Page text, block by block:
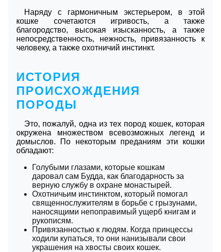
Наряду с гармоничным экстерьером, в этой
кошке сочетаются игривость, а также
благородство, высокая изысканность, а также
непосредственность, нежность, привязанность к
человеку, а также охотничий инстинкт.
ИСТОРИЯ
ПРОИСХОЖДЕНИЯ
ПОРОДЫ
Это, пожалуй, одна из тех пород кошек, которая
окружена множеством всевозможных легенд и
домыслов. По некоторым преданиям эти кошки
обладают:
Голубыми глазами, которые кошкам
даровал сам Будда, как благодарность за
верную службу в охране монастырей.
Охотничьим инстинктом, который помогал
священнослужителям в борьбе с грызунами,
наносящими непоправимый ущерб книгам и
рукописям.
Привязанностью к людям. Когда принцессы
ходили купаться, то они нанизывали свои
украшения на хвосты своих кошек.